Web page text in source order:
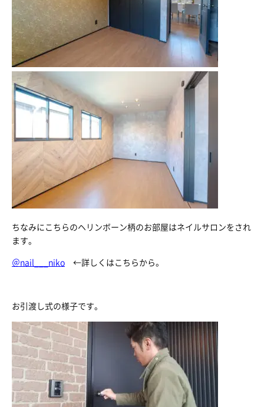
ちなみにこちらのヘリンボーン柄のお部屋はネイルサロンをされ
ます。
＠nail___niko ←詳しくはこちらから。
お引渡し式の様子です。